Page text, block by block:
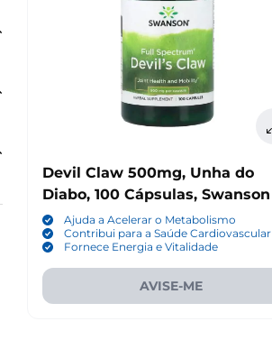
Devil Claw 500mg, Unha do
Diabo, 100 Cápsulas, Swanson
Ajuda a Acelerar o Metabolismo
Contribui para a Saúde Cardiovascular
Fornece Energia e Vitalidade
AVISE-ME